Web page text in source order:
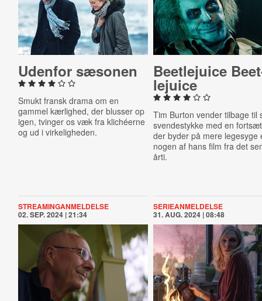
Udenfor sæsonen
Smukt fransk drama om en
gammel kærlighed, der blusser op
igen, tvinger os væk fra klichéerne
og ud i virkeligheden.
Be­et­leju­i­ce
leju­i­ce
Tim Burton vender tilbage til
svendestykke med en
der byder på mere legesyge
nogen af hans film fra det
årti.
STREAMINGANMELDELSE
02. SEP. 2024 | 21:34
SERIEANMELDELSE
31. AUG. 2024 | 08:48